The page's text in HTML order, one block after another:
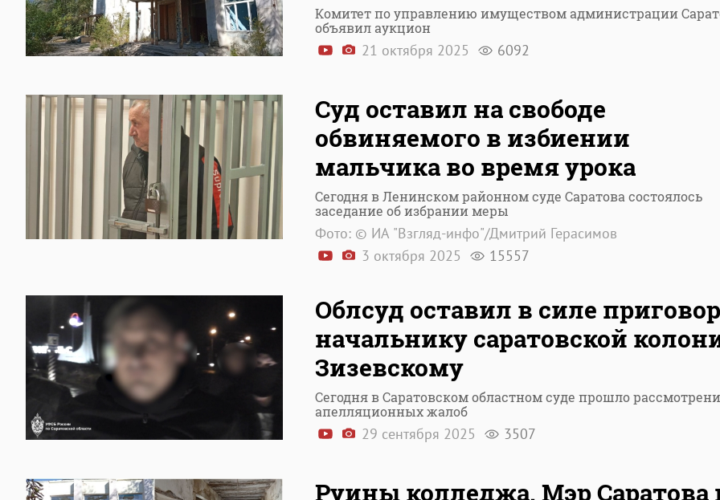
Комитет по управлению имуществом администрации
объявил аукцион
21 октября 2025 6092
Суд оставил на свободе
обвиняемого в избиении
мальчика во время урока
Сегодня в Ленинском районном суде Саратова состоялось
заседание об избрании меры
Фото: © ИА "Взгляд-инфо"/Дмитрий Герасимов
3 октября 2025
15557
Облсуд оставил в силе приговор
начальнику саратовской
Зизевскому
Сегодня в Саратовском областном суде прошло
апелляционных жалоб
29 сентября 2025 3507
Руины колледжа. Мэр Саратова